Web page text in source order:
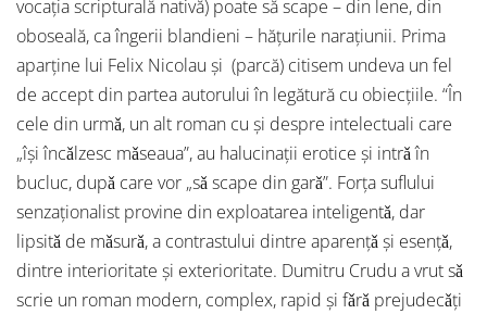
vocaţia scripturală nativă) poate să scape – din lene, din
oboseală, ca îngerii blandieni – hăţurile naraţiunii. Prima
aparţine lui Felix Nicolau şi (parcă) citisem undeva un fel
de accept din partea autorului în legătură cu obiecţiile. “În
cele din urmǎ, un alt roman cu şi despre intelectuali care
„îşi încǎlzesc mǎseaua”, au halucinaţii erotice şi intrǎ în
bucluc, dupǎ care vor „sǎ scape din garǎ”. Forţa suflului
senzaţionalist provine din exploatarea inteligentǎ, dar
lipsitǎ de mǎsurǎ, a contrastului dintre aparenţǎ şi esenţǎ,
dintre interioritate şi exterioritate. Dumitru Crudu a vrut sǎ
scrie un roman modern, complex, rapid şi fǎrǎ prejudecǎţi